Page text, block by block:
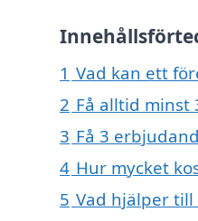
1 Vad kan ett
2 Få alltid minst
3 Få 3
4 Hur mycket
5 Vad hjälper